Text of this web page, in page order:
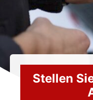
Stellen